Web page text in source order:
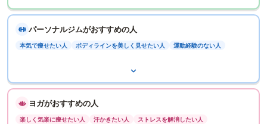
パーソナルジムがおすすめの人
本気で痩せたい人 ボディラインを美しく見せたい人 運動経験のない人
ヨガがおすすめの人
楽しく気楽に痩せたい人 汗かきたい人 ストレスを解消したい人